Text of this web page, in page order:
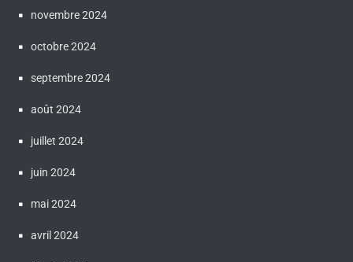
novembre 2024
octobre 2024
septembre 2024
août 2024
juillet 2024
juin 2024
mai 2024
avril 2024